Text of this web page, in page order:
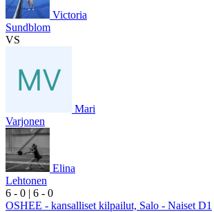
Victoria
Sundblom
VS
Mari
Varjonen
Elina
Lehtonen
6 - 0 | 6 - 0
OSHEE - kansalliset kilpailut, Salo - Naiset D1